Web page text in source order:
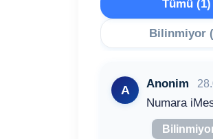
Tümü (1)
Bilinmiyor
A Anonim
Numara